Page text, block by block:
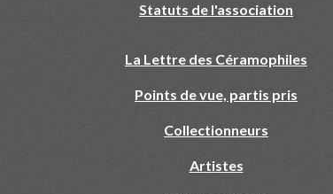
Statuts de l'association
La Lettre des Céramophiles
Points de vue, partis pris
Collectionneurs
Artistes